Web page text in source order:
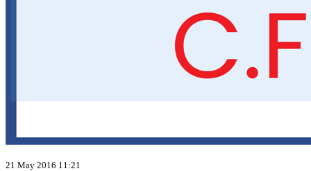
21 May 2016 11:21